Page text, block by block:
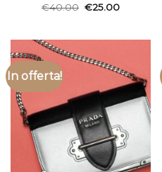
€40.00 €25.00
In offerta!